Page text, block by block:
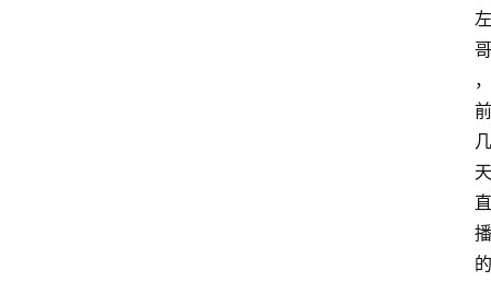
左
哥
，
前
几
天
直
播
的